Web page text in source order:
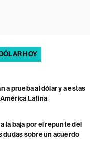
HOY
a prueba al dólar y a estas
Latina
la baja por el repunte del
dudas sobre un acuerdo